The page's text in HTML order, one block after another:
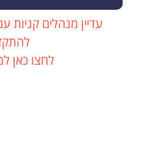
עדיין מנהלים קניות
לחצו כאן